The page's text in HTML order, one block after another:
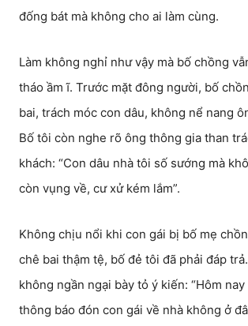
đống bát mà không cho ai làm cùng.
Làm không nghỉ như vậy mà bố chồng
tháo ầm ĩ. Trước mặt đông người, bố
bai, trách móc con dâu, không nể nang
Bố tôi còn nghe rõ ông thông gia than
khách: “Con dâu nhà tôi số sướng mà
còn vụng về, cư xử kém lắm”.
Không chịu nổi khi con gái bị bố mẹ
chê bai thậm tệ, bố đẻ tôi đã phải đáp
không ngần ngại bày tỏ ý kiến: “Hôm
thông báo đón con gái về nhà không ở